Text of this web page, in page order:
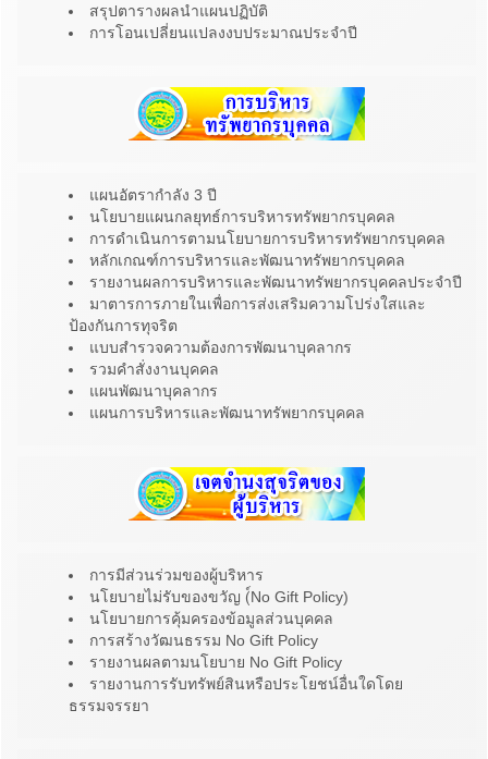
สรุปตารางผลนำแผนปฏิบัติ
การโอนเปลี่ยนแปลงงบประมาณประจำปี
แผนอัตรากำลัง 3 ปี
นโยบายแผนกลยุทธ์การบริหารทรัพยากรบุคคล
การดำเนินการตามนโยบายการบริหารทรัพยากรบุคคล
หลักเกณฑ์การบริหารและพัฒนาทรัพยากรบุคคล
รายงานผลการบริหารและพัฒนาทรัพยากรบุคคลประจำปี
มาตารการภายในเพื่อการส่งเสริมความโปร่งใสและ
ป้องกันการทุจริต
แบบสำรวจความต้องการพัฒนาบุคลากร
รวมคำสั่งงานบุคคล
แผนพัฒนาบุคลากร
แผนการบริหารและพัฒนาทรัพยากรบุคคล
การมีส่วนร่วมของผู้บริหาร
นโยบายไม่รับของขวัญ (์No Gift Policy)
นโยบายการคุ้มครองข้อมูลส่วนบุคคล
การสร้างวัฒนธรรม No Gift Policy
รายงานผลตามนโยบาย No Gift Policy
รายงานการรับทรัพย์สินหรือประโยชน์อื่นใดโดย
ธรรมจรรยา